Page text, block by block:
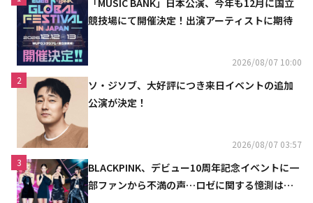
競技場にて開催決定！出演アーティストに期待
2026/08/07 10:00
2
ソ・ジソブ、大好評につき来日イベントの追加
公演が決定！
2026/08/07 03:57
3
BLACKPINK、デビュー10周年記念イベントに一
部ファンから不満の声…ロゼに関する憶測は否